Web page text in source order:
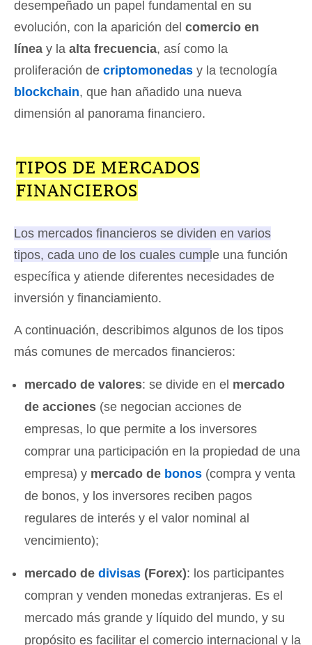
desempeñado un papel fundamental en su
evolución, con la aparición del comercio en
línea y la alta frecuencia, así como la
proliferación de criptomonedas y la tecnología
blockchain, que han añadido una nueva
dimensión al panorama financiero.
TIPOS DE MERCADOS
FINANCIEROS
Los mercados financieros se dividen en varios
tipos, cada uno de los cuales cumple una función
específica y atiende diferentes necesidades de
inversión y financiamiento.
A continuación, describimos algunos de los tipos
más comunes de mercados financieros:
mercado de valores: se divide en el mercado
de acciones (se negocian acciones de
empresas, lo que permite a los inversores
comprar una participación en la propiedad de una
empresa) y mercado de bonos (compra y venta
de bonos, y los inversores reciben pagos
regulares de interés y el valor nominal al
vencimiento);
mercado dedivisas (Forex): los participantes
compran y venden monedas extranjeras. Es el
mercado más grande y líquido del mundo, y su
propósito es facilitar el comercio internacional y la